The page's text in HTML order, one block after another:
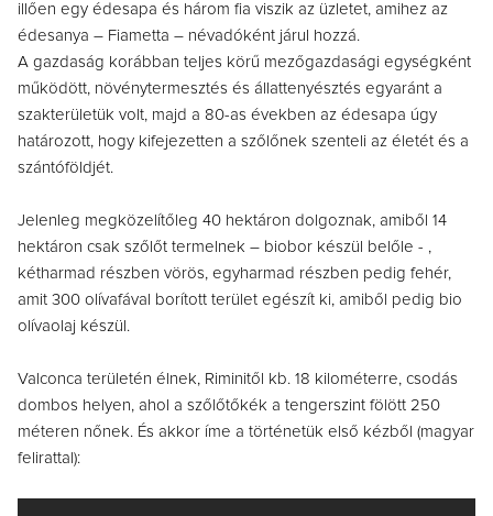
illően egy édesapa és három fia viszik az üzletet, amihez az
édesanya – Fiametta – névadóként járul hozzá.
A gazdaság korábban teljes körű mezőgazdasági egységként
működött, növénytermesztés és állattenyésztés egyaránt a
szakterületük volt, majd a 80-as években az édesapa úgy
határozott, hogy kifejezetten a szőlőnek szenteli az életét és a
szántóföldjét.
Jelenleg megközelítőleg 40 hektáron dolgoznak, amiből 14
hektáron csak szőlőt termelnek – biobor készül belőle - ,
kétharmad részben vörös, egyharmad részben pedig fehér,
amit 300 olívafával borított terület egészít ki, amiből pedig bio
olívaolaj készül.
Valconca területén élnek, Riminitől kb. 18 kilométerre, csodás
dombos helyen, ahol a szőlőtőkék a tengerszint fölött 250
méteren nőnek. És akkor íme a történetük első kézből (magyar
felirattal):